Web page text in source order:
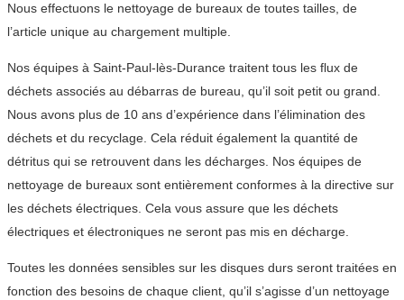
Nous effectuons le nettoyage de bureaux de toutes tailles, de
l’article unique au chargement multiple.
Nos équipes à Saint-Paul-lès-Durance traitent tous les flux de
déchets associés au débarras de bureau, qu’il soit petit ou grand.
Nous avons plus de 10 ans d’expérience dans l’élimination des
déchets et du recyclage. Cela réduit également la quantité de
détritus qui se retrouvent dans les décharges. Nos équipes de
nettoyage de bureaux sont entièrement conformes à la directive sur
les déchets électriques. Cela vous assure que les déchets
électriques et électroniques ne seront pas mis en décharge.
Toutes les données sensibles sur les disques durs seront traitées en
fonction des besoins de chaque client, qu’il s’agisse d’un nettoyage